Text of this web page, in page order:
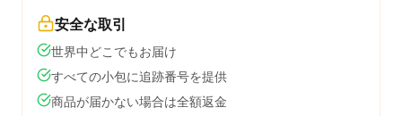
安全な取引
世界中どこでもお届け
すべての小包に追跡番号を提供
商品が届かない場合は全額返金